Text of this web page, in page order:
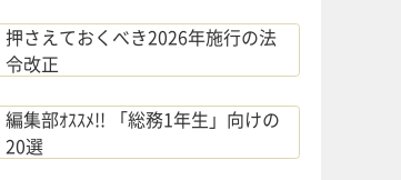
押さえておくべき2026年施行の法
令改正
編集部ｵｽｽﾒ!! 「総務1年生」向けの
20選